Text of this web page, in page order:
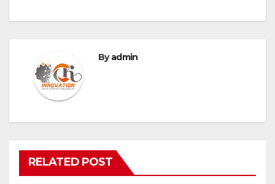
Byadmin
RELATED POST